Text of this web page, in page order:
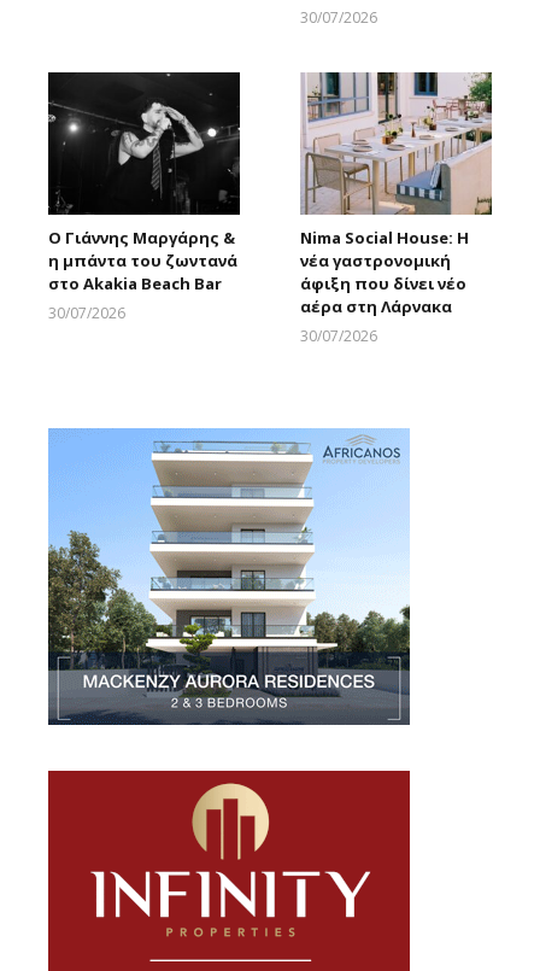
30/07/2026
Ο Γιάννης Μαργάρης &
η μπάντα του ζωντανά
στο Akakia Beach Bar
30/07/2026
Nima Social House: Η
νέα γαστρονομική
άφιξη που δίνει νέο
αέρα στη Λάρνακα
30/07/2026